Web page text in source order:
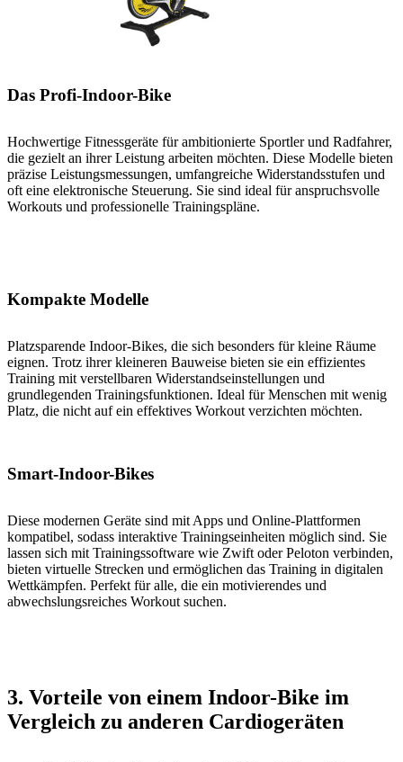
Das Profi-Indoor-Bike
Hochwertige Fitnessgeräte für ambitionierte Sportler und Radfahrer,
die gezielt an ihrer Leistung arbeiten möchten. Diese Modelle bieten
präzise Leistungsmessungen, umfangreiche Widerstandsstufen und
oft eine elektronische Steuerung. Sie sind ideal für anspruchsvolle
Workouts und professionelle Trainingspläne.
Kompakte Modelle
Platzsparende Indoor-Bikes, die sich besonders für kleine Räume
eignen. Trotz ihrer kleineren Bauweise bieten sie ein effizientes
Training mit verstellbaren Widerstandseinstellungen und
grundlegenden Trainingsfunktionen. Ideal für Menschen mit wenig
Platz, die nicht auf ein effektives Workout verzichten möchten.
Smart-Indoor-Bikes
Diese modernen Geräte sind mit Apps und Online-Plattformen
kompatibel, sodass interaktive Trainingseinheiten möglich sind. Sie
lassen sich mit Trainingssoftware wie Zwift oder Peloton verbinden,
bieten virtuelle Strecken und ermöglichen das Training in digitalen
Wettkämpfen. Perfekt für alle, die ein motivierendes und
abwechslungsreiches Workout suchen.
3. Vorteile von einem Indoor-Bike im
Vergleich zu anderen Cardiogeräten